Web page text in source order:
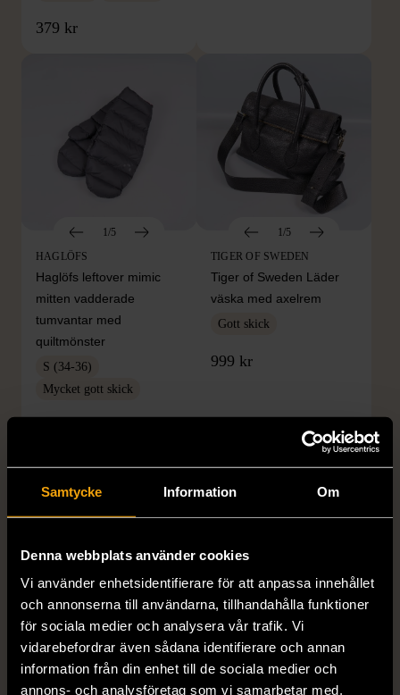
Samtycke Information Om
Denna webbplats använder cookies
Vi använder enhetsidentifierare för att anpassa innehållet
och annonserna till användarna, tillhandahålla funktioner
för sociala medier och analysera vår trafik. Vi
vidarebefordrar även sådana identifierare och annan
information från din enhet till de sociala medier och
annons- och analysföretag som vi samarbetar med.
379 kr
1/5
HAGLÖFS
Haglöfs leftover mimic
mitten vadderade
tumvantar med
quiltmönster
S (34-36)
Mycket gott skick
1/5
TIGER OF SWEDEN
Tiger of Sweden Läder
väska med axelrem
Gott skick
999 kr
1/5
RALPH LAUREN
Ralph Lauren läder terrier
1/5
ZARA
Zara plisserad midikjol